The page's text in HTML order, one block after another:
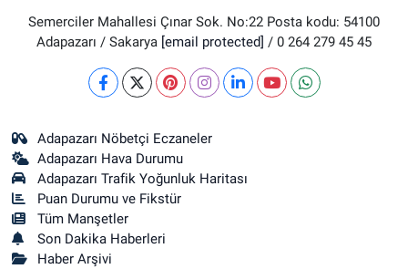
Semerciler Mahallesi Çınar Sok. No:22 Posta kodu: 54100
Adapazarı / Sakarya [email protected] / 0 264 279 45 45
Adapazarı Nöbetçi Eczaneler
Adapazarı Hava Durumu
Adapazarı Trafik Yoğunluk Haritası
Puan Durumu ve Fikstür
Tüm Manşetler
Son Dakika Haberleri
Haber Arşivi